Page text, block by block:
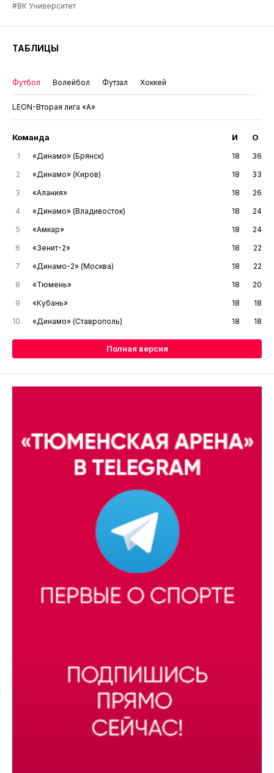
#ВК Университет
ТАБЛИЦЫ
Футбол Волейбол Футзал Хоккей
LEON-Вторая лига «А»
Команда И О
1 «Динамо» (Брянск) 18
36
2
«Динамо» (Киров) 18
33
3
«Алания» 18
26
4
«Динамо» (Владивосток) 18
24
5
«Амкар» 18
24
6
«Зенит-2» 18
22
7
«Динамо-2» (Москва) 18
22
8
«Тюмень» 18
20
9
«Кубань» 18
18
10
«Динамо» (Ставрополь) 18 18
Полная версия